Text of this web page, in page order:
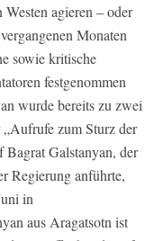
agieren – oder
Monaten
sowie kritische
festgenommen
wurde bereits zu zwei
zum Sturz der
Bagrat Galstanyan, der
Regierung anführte,
in
aus Aragatsotn ist